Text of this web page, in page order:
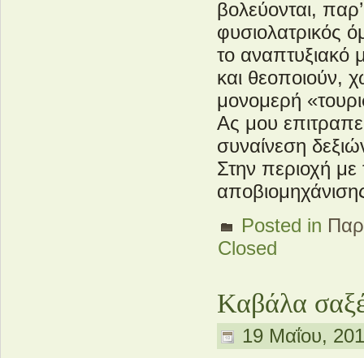
βολεύονται,
φυσιολατρικός
το αναπτυξιακό
και θεοποιούν,
μονομερή
Ας μου
συναίνεση
Στην περιοχή
Posted in
Closed
Καβάλα
19 Μαΐου,